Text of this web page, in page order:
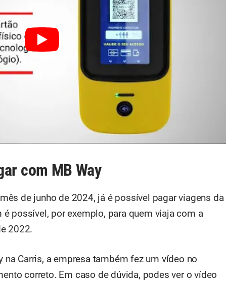
com MB Way
de junho de 2024, já é possível pagar viagens da
possível, por exemplo, para quem viaja com a
2022.
na Carris, a empresa também fez um vídeo no
correto. Em caso de dúvida, podes ver o vídeo